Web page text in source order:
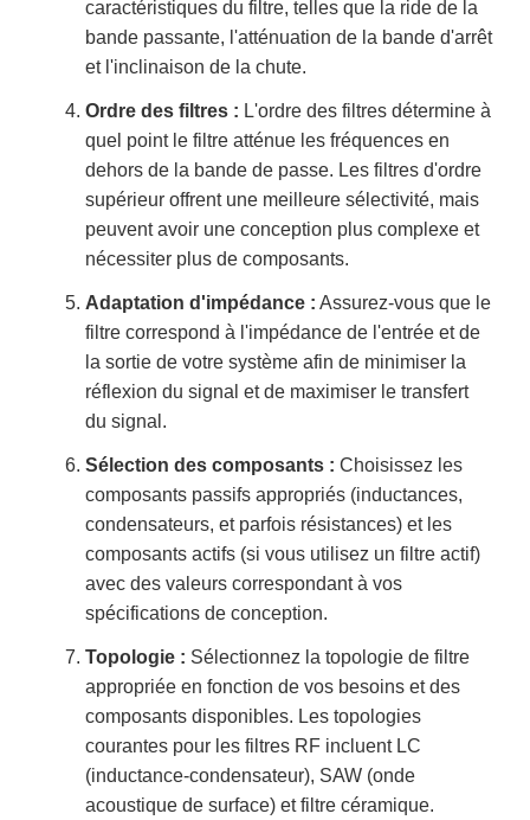
caractéristiques du filtre, telles que la ride de la
bande passante, l'atténuation de la bande d'arrêt
et l'inclinaison de la chute.
Ordre des filtres : L'ordre des filtres détermine à
quel point le filtre atténue les fréquences en
dehors de la bande de passe. Les filtres d'ordre
supérieur offrent une meilleure sélectivité, mais
peuvent avoir une conception plus complexe et
nécessiter plus de composants.
Adaptation d'impédance : Assurez-vous que le
filtre correspond à l'impédance de l'entrée et de
la sortie de votre système afin de minimiser la
réflexion du signal et de maximiser le transfert
du signal.
Sélection des composants : Choisissez les
composants passifs appropriés (inductances,
condensateurs, et parfois résistances) et les
composants actifs (si vous utilisez un filtre actif)
avec des valeurs correspondant à vos
spécifications de conception.
Topologie : Sélectionnez la topologie de filtre
appropriée en fonction de vos besoins et des
composants disponibles. Les topologies
courantes pour les filtres RF incluent LC
(inductance-condensateur), SAW (onde
acoustique de surface) et filtre céramique.